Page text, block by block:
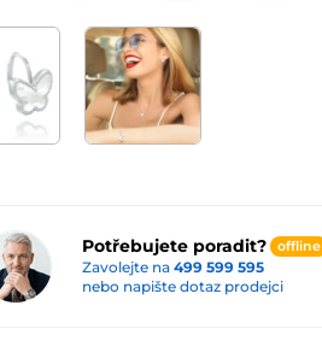
Potřebujete poradit? offline
Zavolejte na 499 599 595
nebo napište dotaz prodejci